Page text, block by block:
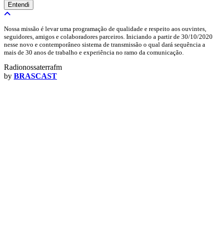
Entendi
Nossa missão é levar uma programação de qualidade e respeito aos ouvintes,
seguidores, amigos e colaboradores parceiros. Iniciando a partir de 30/10/2020
nesse novo e contemporâneo sistema de transmissão o qual dará sequência a
mais de 30 anos de trabalho e experiência no ramo da comunicação.
Radionossaterrafm
by BRASCAST